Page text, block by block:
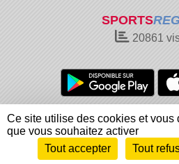
SPORTS
20861
Charte cookies
Informations légales
Signaler
Envie de participer ?
Ce site utilise des cookies et vous
que vous souhaitez activer
Tout accepter
Tout